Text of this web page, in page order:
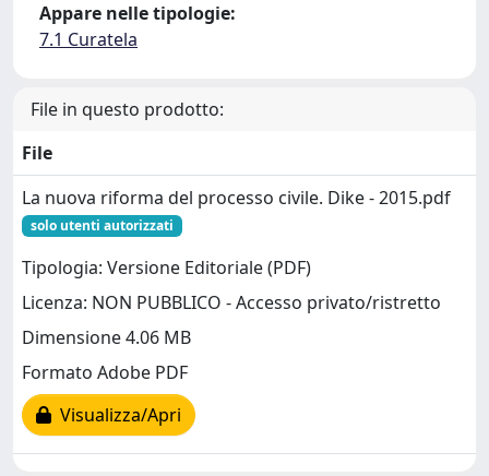
Appare nelle tipologie:
7.1 Curatela
File in questo prodotto:
File
La nuova riforma del processo civile. Dike - 2015.pdf
solo utenti autorizzati
Tipologia: Versione Editoriale (PDF)
Licenza: NON PUBBLICO - Accesso privato/ristretto
Dimensione 4.06 MB
Formato Adobe PDF
Visualizza/Apri